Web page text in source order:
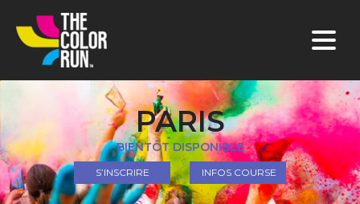
PARIS
BIENTÔT DISPONIBLE
S’INSCRIRE INFOS COURSE